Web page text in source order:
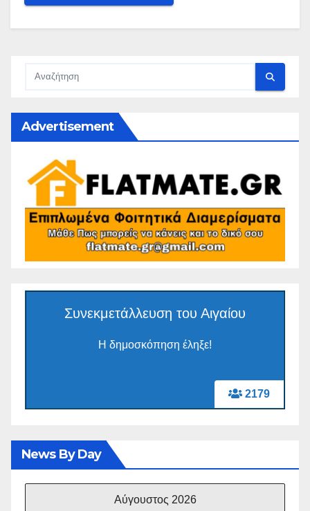
Advertisement
2179
Συνεκμετάλλευση του Αιγαίου
Η δημοσκόπηση έληξε!
News By Day
Αύγουστος 2026